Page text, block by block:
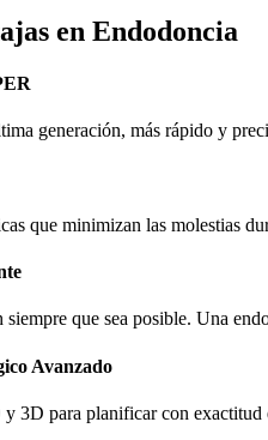
en Endodoncia
generación, más rápido y
que minimizan las molestias
que sea posible. Una
Avanzado
3D para planificar con exactitud